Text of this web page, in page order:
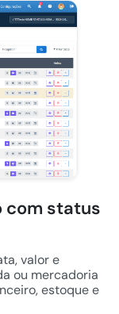
com status
valor e
ou mercadoria
estoque e